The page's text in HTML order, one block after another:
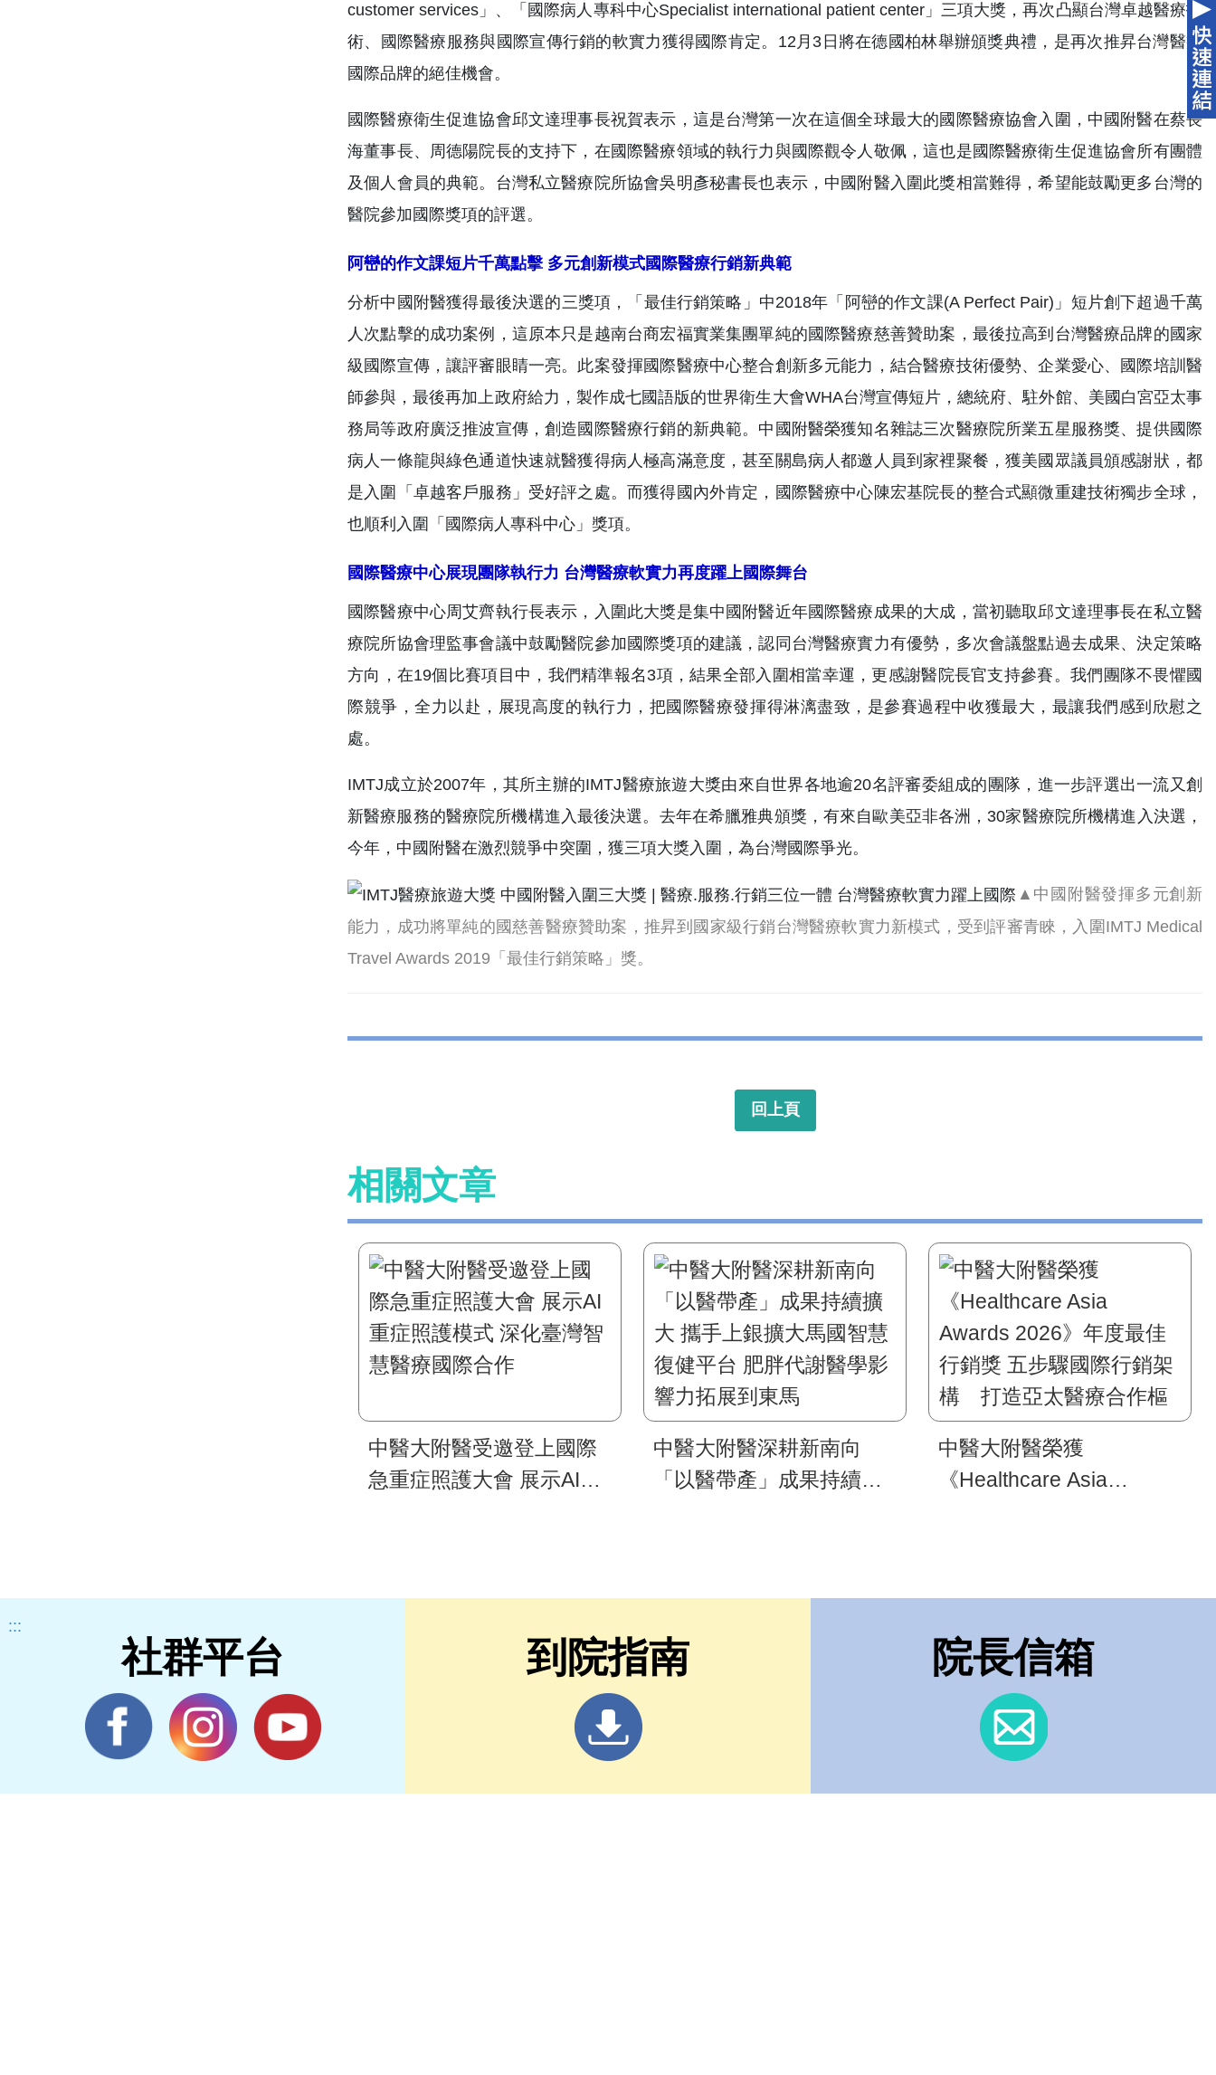
customer services」、「國際病人專科中心Specialist international patient center」三項大獎，再次凸顯台灣卓越醫療技
術、國際醫療服務與國際宣傳行銷的軟實力獲得國際肯定。12月3日將在德國柏林舉辦頒獎典禮，是再次推昇台灣醫療
國際品牌的絕佳機會。
國際醫療衛生促進協會邱文達理事長祝賀表示，這是台灣第一次在這個全球最大的國際醫療協會入圍，中國附醫在蔡長
海董事長、周德陽院長的支持下，在國際醫療領域的執行力與國際觀令人敬佩，這也是國際醫療衛生促進協會所有團體
及個人會員的典範。台灣私立醫療院所協會吳明彥秘書長也表示，中國附醫入圍此獎相當難得，希望能鼓勵更多台灣的
醫院參加國際獎項的評選。
阿巒的作文課短片千萬點擊 多元創新模式國際醫療行銷新典範
分析中國附醫獲得最後決選的三獎項，「最佳行銷策略」中2018年「阿巒的作文課(A Perfect Pair)」短片創下超過千萬
人次點擊的成功案例，這原本只是越南台商宏福實業集團單純的國際醫療慈善贊助案，最後拉高到台灣醫療品牌的國家
級國際宣傳，讓評審眼睛一亮。此案發揮國際醫療中心整合創新多元能力，結合醫療技術優勢、企業愛心、國際培訓醫
師參與，最後再加上政府給力，製作成七國語版的世界衛生大會WHA台灣宣傳短片，總統府、駐外館、美國白宮亞太事
務局等政府廣泛推波宣傳，創造國際醫療行銷的新典範。中國附醫榮獲知名雜誌三次醫療院所業五星服務獎、提供國際
病人一條龍與綠色通道快速就醫獲得病人極高滿意度，甚至關島病人都邀人員到家裡聚餐，獲美國眾議員頒感謝狀，都
是入圍「卓越客戶服務」受好評之處。而獲得國內外肯定，國際醫療中心陳宏基院長的整合式顯微重建技術獨步全球，
也順利入圍「國際病人專科中心」獎項。
國際醫療中心展現團隊執行力 台灣醫療軟實力再度躍上國際舞台
國際醫療中心周艾齊執行長表示，入圍此大獎是集中國附醫近年國際醫療成果的大成，當初聽取邱文達理事長在私立醫
療院所協會理監事會議中鼓勵醫院參加國際獎項的建議，認同台灣醫療實力有優勢，多次會議盤點過去成果、決定策略
方向，在19個比賽項目中，我們精準報名3項，結果全部入圍相當幸運，更感謝醫院長官支持參賽。我們團隊不畏懼國
際競爭，全力以赴，展現高度的執行力，把國際醫療發揮得淋漓盡致，是參賽過程中收獲最大，最讓我們感到欣慰之
處。
IMTJ成立於2007年，其所主辦的IMTJ醫療旅遊大獎由來自世界各地逾20名評審委組成的團隊，進一步評選出一流又創
新醫療服務的醫療院所機構進入最後決選。去年在希臘雅典頒獎，有來自歐美亞非各洲，30家醫療院所機構進入決選，
今年，中國附醫在激烈競爭中突圍，獲三項大獎入圍，為台灣國際爭光。
▲中國附醫發揮多元創新
能力，成功將單純的國慈善醫療贊助案，推昇到國家級行銷台灣醫療軟實力新模式，受到評審青睞，入圍IMTJ Medical
Travel Awards 2019「最佳行銷策略」獎。
回上頁
相關文章
中醫大附醫受邀登上國際
急重症照護大會 展示AI重
中醫大附醫深耕新南向
「以醫帶產」成果持續擴
中醫大附醫榮獲
《Healthcare Asia
紐新典範 助攻新南向醫
衛品牌拓展
:::
社群平台 到院指南 院長信箱